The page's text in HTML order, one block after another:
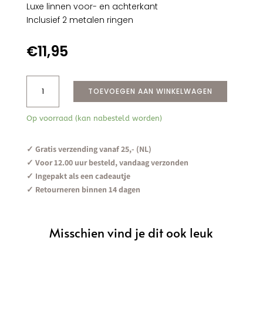
Luxe linnen voor- en achterkant
Inclusief 2 metalen ringen
€11,95
Geboortekaartjes
Bewaarbundel
Linnen
aantal
TOEVOEGEN AAN WINKELWAGEN
Op voorraad (kan nabesteld worden)
✓ Gratis verzending vanaf 25,- (NL)
✓ Voor 12.00 uur besteld, vandaag verzonden
✓ Ingepakt als een cadeautje
✓ Retourneren binnen 14 dagen
Misschien vind je dit ook leuk